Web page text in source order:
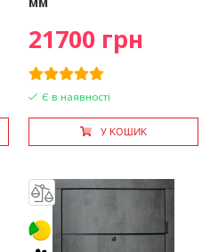
21700 грн
Є в наявності
У КОШИК